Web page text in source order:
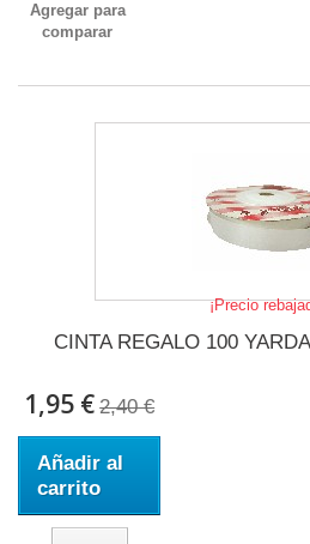
Agregar para
comparar
¡Precio
CINTA REGALO 100
1,95 € 2,40 €
Añadir al
carrito